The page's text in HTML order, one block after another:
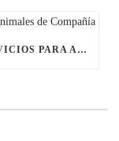
TENDENCIAS DEL MERCADO DE SERVICIOS PARA ANIMALES DE COMPAÑÍA